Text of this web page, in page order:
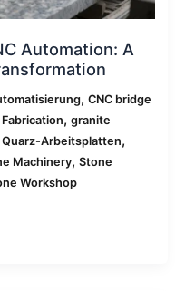
Automation: A
,CNC bridge
,granite
Quarz-Arbeitsplatten,
Machinery,Stone
Workshop